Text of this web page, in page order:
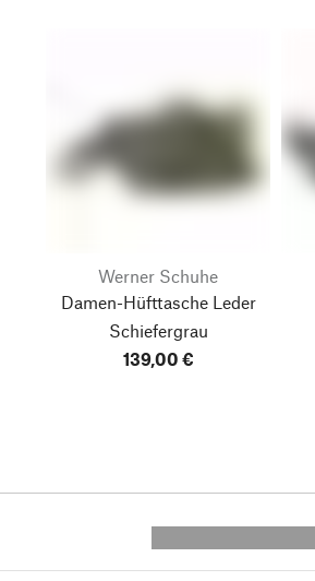
Werner Schuhe
Damen-Hüfttasche Leder
Schiefergrau
139,00 €